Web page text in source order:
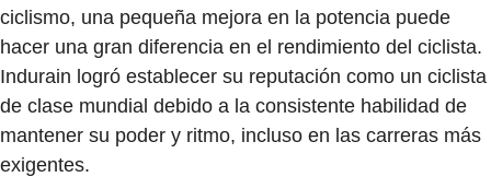
ciclismo, una pequeña mejora en la potencia puede
hacer una gran diferencia en el rendimiento del ciclista.
Indurain logró establecer su reputación como un ciclista
de clase mundial debido a la consistente habilidad de
mantener su poder y ritmo, incluso en las carreras más
exigentes.